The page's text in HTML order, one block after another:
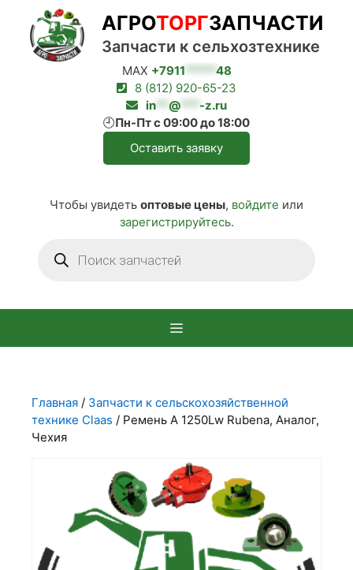
Перейти
содержимому
MAX +7911 ***** 48
8 (812) 920-65-23
in
@ *** -z.ru
🕘Пн-Пт с 09:00 до 18:00
Оставить заявку
Чтобы увидеть оптовые цены, войдите или
зарегистрируйтесь.
товаров
АГРОТОРГЗАПЧАСТИ
Запчасти к сельхозтехнике
Главная / Запчасти к сельскохозяйственной
технике Claas / Ремень А 1250Lw Rubena, Аналог,
Чехия